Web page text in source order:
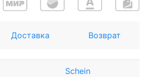
Доставка Возврат
Schein